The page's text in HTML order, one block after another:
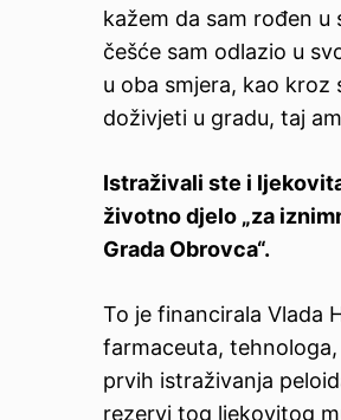
kažem da sam rođen u
češće sam odlazio u
u oba smjera, kao
doživjeti u gradu, taj
Istraživali ste i
životno djelo „za
Grada Obrovca“.
To je financirala Vlada
farmaceuta,
prvih istraživanja
rezervi tog ljekovitog